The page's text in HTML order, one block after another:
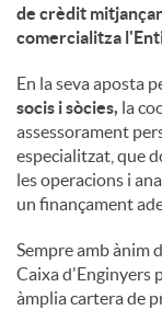
de crèdit
comercialitza
En la seva aposta
socis i sòcies, la
assessorament
especialitzat, que
les operacions i
un finançament
Sempre amb ànim
Caixa d'Enginyers
àmplia cartera de